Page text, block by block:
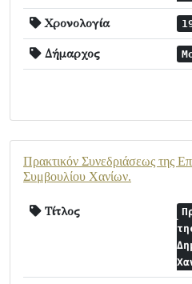
Χρονολογία
Δήμαρχος
Πρακτικόν Συνεδριάσεως της
Συμβουλίου Χανίων.
Τίτλος